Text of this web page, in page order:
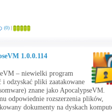
(0) |
1.0.0.114
– niewielki program
i odzyskać pliki zaatakowane
znane jako ApocalypseVM.
odpowiednie rozszerzenia plików,
dokumenty na dyskach